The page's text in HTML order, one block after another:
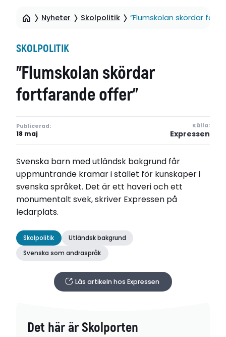
Nyheter Skolpolitik ”Flumskolan skördar
SKOLPOLITIK
”Flumskolan skördar
fortfarande offer”
Publicerad:
18 maj
Källa:
Expressen
Svenska barn med utländsk bakgrund får
uppmuntrande kramar i stället för kunskaper i
svenska språket. Det är ett haveri och ett
monumentalt svek, skriver Expressen på
ledarplats.
Skolpolitik
Utländsk bakgrund
Svenska som andraspråk
Läs artikeln hos Expressen
Det här är Skolporten